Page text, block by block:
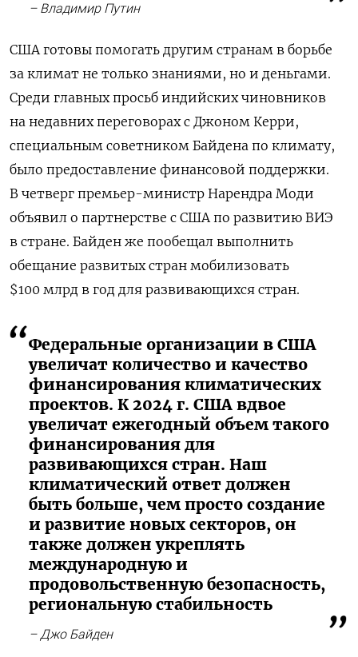
– Владимир Путин
США готовы помогать другим странам в борьбе
за климат не только знаниями, но и деньгами.
Среди главных просьб индийских чиновников
на недавних переговорах с Джоном Керри,
специальным советником Байдена по климату,
было предоставление финансовой поддержки.
В четверг премьер-министр Нарендра Моди
объявил о партнерстве с США по развитию ВИЭ
в стране. Байден же пообещал выполнить
обещание развитых стран мобилизовать
$100 млрд в год для развивающихся стран.
Федеральные организации в США
увеличат количество и качество
финансирования климатических
проектов. К 2024 г. США вдвое
увеличат ежегодный объем такого
финансирования для
развивающихся стран. Наш
климатический ответ должен
быть больше, чем просто создание
и развитие новых секторов, он
также должен укреплять
международную и
продовольственную безопасность,
региональную стабильность
– Джо Байден